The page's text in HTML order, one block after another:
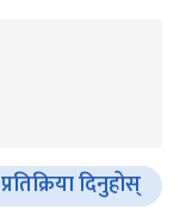
प्रतिक्रिया दिनुहोस्